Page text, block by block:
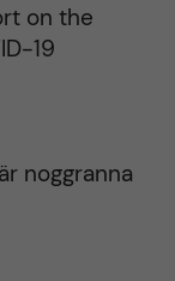
on the
19
noggranna